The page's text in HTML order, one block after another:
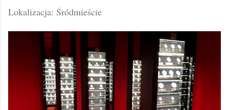
Lokalizacja: Śródmieście